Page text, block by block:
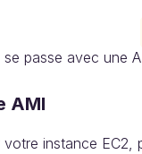
passe avec une
AMI
instance